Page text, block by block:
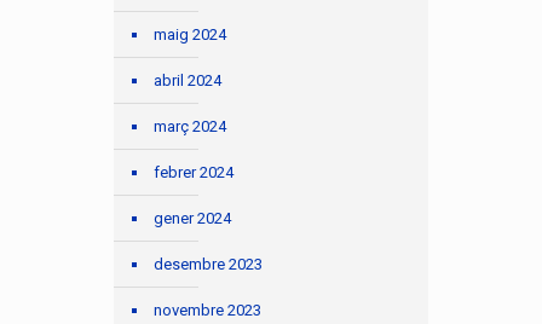
maig 2024
abril 2024
març 2024
febrer 2024
gener 2024
desembre 2023
novembre 2023